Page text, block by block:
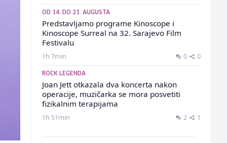
OD 14. DO 21. AUGUSTA
Predstavljamo programe Kinoscope i
Kinoscope Surreal na 32. Sarajevo Film
Festivalu
1h 7min 0 0
ROCK LEGENDA
Joan Jett otkazala dva koncerta nakon
operacije, muzičarka se mora posvetiti
fizikalnim terapijama
1h 51min 2 1